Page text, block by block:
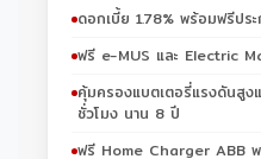
ดอกเบี้ย 1.78% พร้อมฟรีปร
ฟรี e-MUS และ Electric
คุ้มครองแบตเตอรี่แรงดันสูง
ชั่วโมง นาน 8 ปี
ฟรี Home Charger ABB